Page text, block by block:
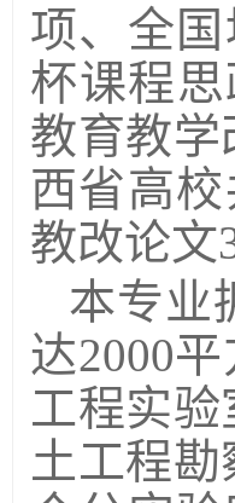
项、全
杯课程
教育教学
西省高
教改论文
本专业
达2000
工程实
土工程